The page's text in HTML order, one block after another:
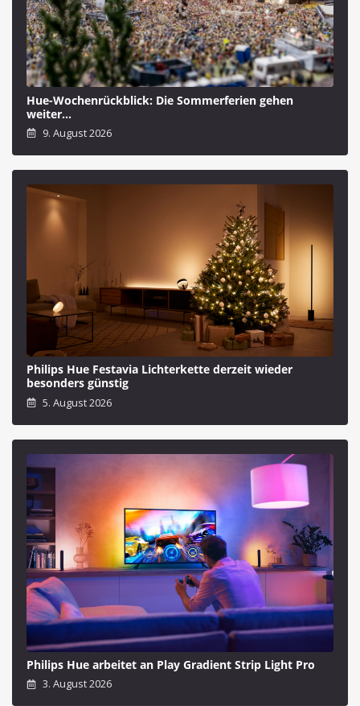
Hue-Wochenrückblick: Die Sommerferien gehen
weiter…
9. August 2026
Philips Hue Festavia Lichterkette derzeit wieder
besonders günstig
5. August 2026
Philips Hue arbeitet an Play Gradient Strip Light Pro
3. August 2026